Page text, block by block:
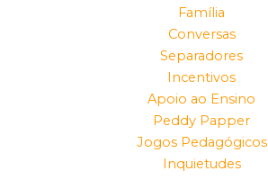
Família
Conversas
Separadores
Incentivos
Apoio ao Ensino
Peddy Papper
Jogos Pedagógicos
Inquietudes